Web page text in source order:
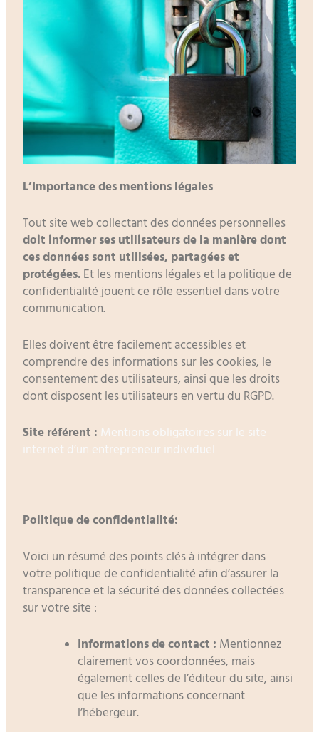
L’Importance des mentions légales
Tout site web collectant des données personnelles
doit informer ses utilisateurs de la manière dont
ces données sont utilisées, partagées et
protégées. Et les mentions légales et la politique de
confidentialité jouent ce rôle essentiel dans votre
communication.
Elles doivent être facilement accessibles et
comprendre des informations sur les cookies, le
consentement des utilisateurs, ainsi que les droits
dont disposent les utilisateurs en vertu du RGPD.
Site référent : Mentions obligatoires sur le site
internet d’un entrepreneur individuel
Politique de confidentialité:
Voici un résumé des points clés à intégrer dans
votre politique de confidentialité afin d’assurer la
transparence et la sécurité des données collectées
sur votre site :
Informations de contact : Mentionnez
clairement vos coordonnées, mais
également celles de l’éditeur du site, ainsi
que les informations concernant
l’hébergeur.